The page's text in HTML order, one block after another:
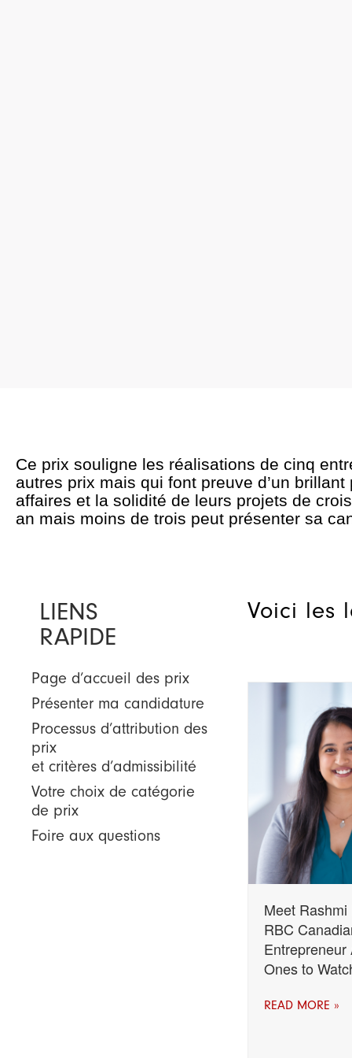
Ce prix souligne les réalisations de cinq
autres prix mais qui font preuve d’un
affaires et la solidité de leurs projets de
an mais moins de trois peut présenter sa
LIENS
RAPIDE
Page d’accueil des prix
Présenter ma candidature
Processus d’attribution des
prix
et critères d’admissibilité
Votre choix de catégorie
de prix
Foire aux questions
Voici les
Meet Rashmi
RBC
Entrepreneur
Ones to
READ MORE »